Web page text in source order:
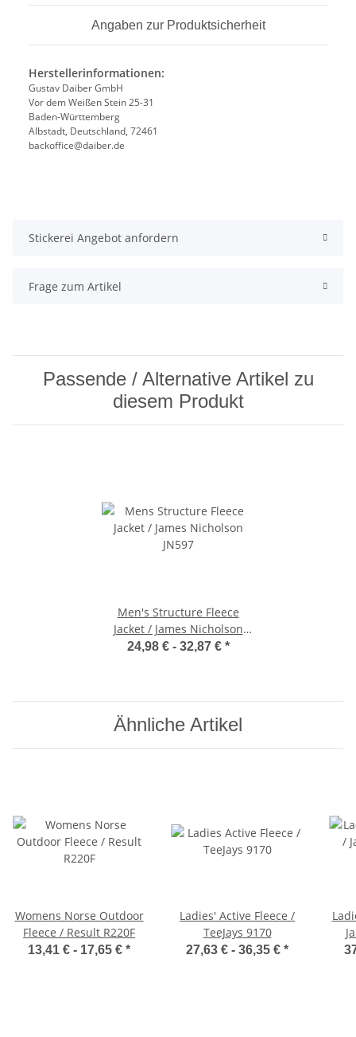
Angaben zur Produktsicherheit
Herstellerinformationen:
Gustav Daiber GmbH
Vor dem Weißen Stein 25-31
Baden-Württemberg
Albstadt, Deutschland, 72461
backoffice@daiber.de
Stickerei Angebot anfordern
Frage zum Artikel
Passende / Alternative Artikel zu
diesem Produkt
Men's Structure Fleece
Jacket / James Nicholson
JN597
24,98 € - 32,87 € *
Ähnliche Artikel
Womens Norse Outdoor
Fleece / Result R220F
13,41 € - 17,65 € *
Ladies' Active Fleece /
TeeJays 9170
27,63 € - 36,35 € *